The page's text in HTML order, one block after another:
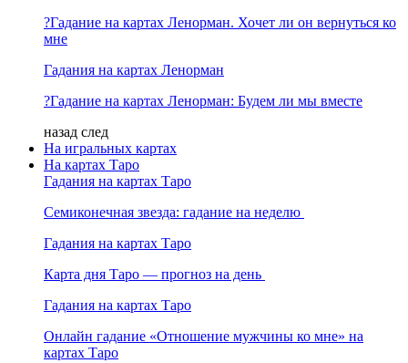
?Гадание на картах Ленорман. Хочет ли он вернуться ко
мне
Гадания на картах Ленорман
?Гадание на картах Ленорман: Будем ли мы вместе
назад след
На игральных картах
На картах Таро
Гадания на картах Таро
Семиконечная звезда: гадание на неделю
Гадания на картах Таро
Карта дня Таро — прогноз на день
Гадания на картах Таро
Онлайн гадание «Отношение мужчины ко мне» на
картах Таро